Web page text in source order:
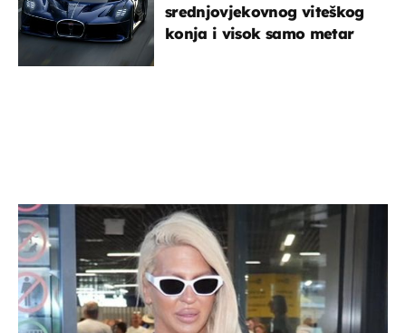
srednjovjekovnog viteškog
konja i visok samo metar